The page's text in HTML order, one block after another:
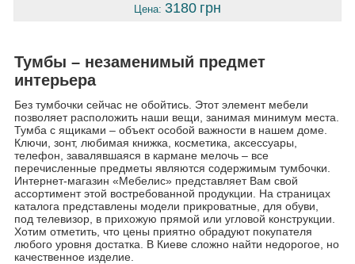
Цена: 3180 грн
Тумбы – незаменимый предмет
интерьера
Без тумбочки сейчас не обойтись. Этот элемент мебели
позволяет расположить наши вещи, занимая минимум места.
Тумба с ящиками – объект особой важности в нашем доме.
Ключи, зонт, любимая книжка, косметика, аксессуары,
телефон, завалявшаяся в кармане мелочь – все
перечисленные предметы являются содержимым тумбочки.
Интернет-магазин «Мебелис» представляет Вам свой
ассортимент этой востребованной продукции. На страницах
каталога представлены модели прикроватные, для обуви,
под телевизор, в прихожую прямой или угловой конструкции.
Хотим отметить, что цены приятно обрадуют покупателя
любого уровня достатка. В Киеве сложно найти недорогое, но
качественное изделие.